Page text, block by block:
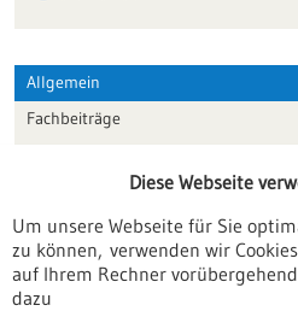
Allgemein
Fachbeiträge
Veranstaltungen
Erscheinungsdatum
Diese Webseite
Um unsere Webseite für Sie
zu können, verwenden wir
auf Ihrem Rechner
dazu